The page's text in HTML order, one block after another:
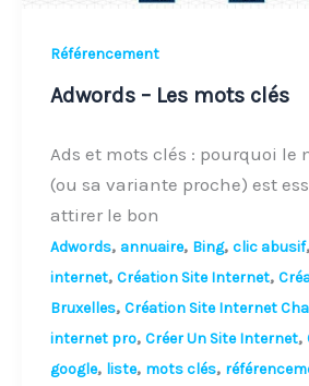
Référencement
Adwords – Les mots clés
Ads et mots clés : pourquoi le
(ou sa variante proche) est
attirer le bon
Adwords, annuaire, Bing, clic abusif,
internet, Création Site Internet,
Bruxelles, Création Site Internet
internet pro, Créer Un Site Internet,
google, liste, mots clés,